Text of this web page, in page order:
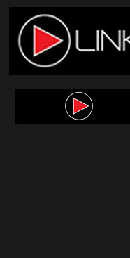
Skip
content
Link
95.5